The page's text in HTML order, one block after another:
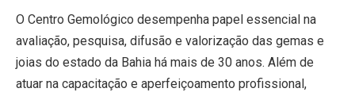
O Centro Gemológico desempenha papel essencial na
avaliação, pesquisa, difusão e valorização das gemas e
joias do estado da Bahia há mais de 30 anos. Além de
atuar na capacitação e aperfeiçoamento profissional,